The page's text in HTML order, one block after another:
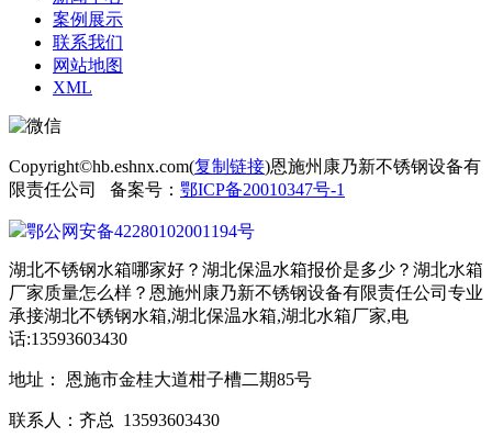
案例展示
联系我们
网站地图
XML
Copyright©hb.eshnx.com(复制链接)恩施州康乃新不锈钢设备有
限责任公司 备案号： 鄂ICP备20010347号-1
鄂公网安备42280102001194号
湖北不锈钢水箱哪家好？湖北保温水箱报价是多少？湖北水箱
厂家质量怎么样？恩施州康乃新不锈钢设备有限责任公司专业
承接湖北不锈钢水箱,湖北保温水箱,湖北水箱厂家,电
话:13593603430
地址： 恩施市金桂大道柑子槽二期85号
联系人：齐总 13593603430